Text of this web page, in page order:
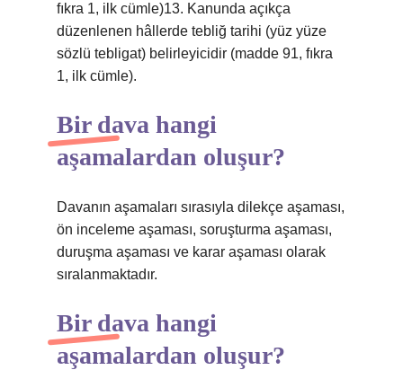
fıkra 1, ilk cümle)13. Kanunda açıkça
düzenlenen hâllerde tebliğ tarihi (yüz yüze
sözlü tebligat) belirleyicidir (madde 91, fıkra
1, ilk cümle).
Bir dava hangi
aşamalardan oluşur?
Davanın aşamaları sırasıyla dilekçe aşaması,
ön inceleme aşaması, soruşturma aşaması,
duruşma aşaması ve karar aşaması olarak
sıralanmaktadır.
Bir dava hangi
aşamalardan oluşur?